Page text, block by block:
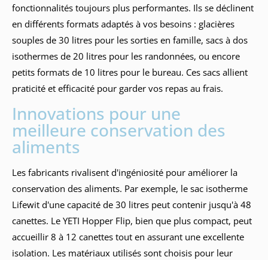
fonctionnalités toujours plus performantes. Ils se déclinent
en différents formats adaptés à vos besoins : glacières
souples de 30 litres pour les sorties en famille, sacs à dos
isothermes de 20 litres pour les randonnées, ou encore
petits formats de 10 litres pour le bureau. Ces sacs allient
praticité et efficacité pour garder vos repas au frais.
Innovations pour une
meilleure conservation des
aliments
Les fabricants rivalisent d'ingéniosité pour améliorer la
conservation des aliments. Par exemple, le sac isotherme
Lifewit d'une capacité de 30 litres peut contenir jusqu'à 48
canettes. Le YETI Hopper Flip, bien que plus compact, peut
accueillir 8 à 12 canettes tout en assurant une excellente
isolation. Les matériaux utilisés sont choisis pour leur